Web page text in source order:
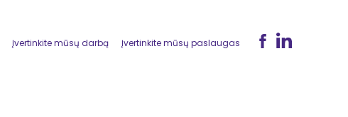
Įvertinkite mūsų darbą Įvertinkite mūsų paslaugas